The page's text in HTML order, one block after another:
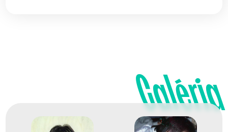
Galéria